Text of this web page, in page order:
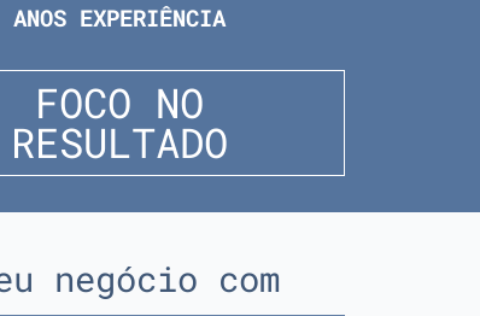
ANOS EXPERIÊNCIA
FOCO NO
RESULTADO
negócio com